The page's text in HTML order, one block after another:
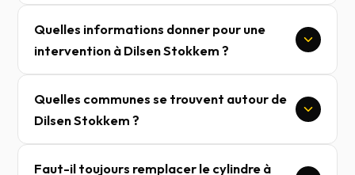
Quelles informations donner pour une
intervention à Dilsen Stokkem ?
Quelles communes se trouvent autour de
Dilsen Stokkem ?
Faut-il toujours remplacer le cylindre à